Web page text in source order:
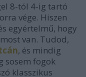
8-tól 4-ig tartó
vége. Hiszen
egyértelmű, hogy
van. Tudod,
, és mindig
sosem fogok
klasszikus